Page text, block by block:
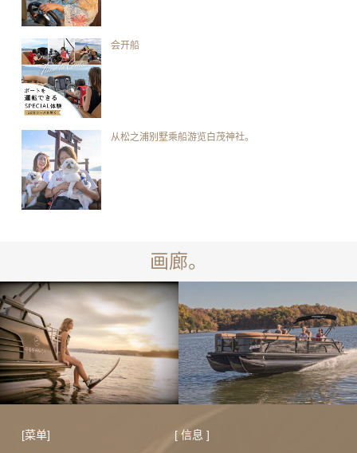
会开船
从松之浦别墅乘船游览白茂神社。
画廊。
[菜单] [ 信息 ]